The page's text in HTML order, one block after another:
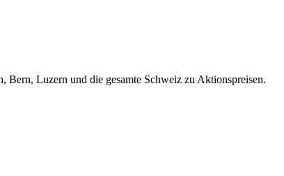
Luzern und die gesamte Schweiz zu Aktionspreisen.